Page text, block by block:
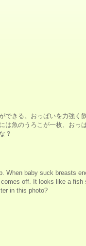
できる。おっぱいを力強く
は魚のうろこが一枚、おっ
？
When baby suck breasts
off. It looks like a
in this photo?